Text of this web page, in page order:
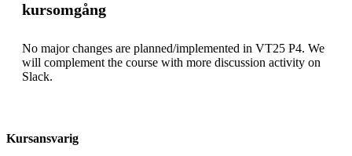
kursomgång
No major changes are planned/implemented in VT25 P4. We
will complement the course with more discussion activity on
Slack.
Kursansvarig